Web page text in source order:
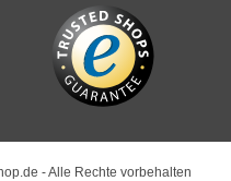
- Alle Rechte vorbehalten